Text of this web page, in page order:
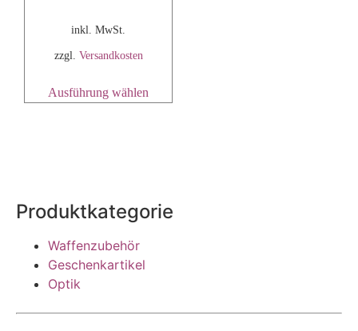
inkl. MwSt.
zzgl. Versandkosten
Ausführung wählen
Produktkategorie
Waffenzubehör
Geschenkartikel
Optik